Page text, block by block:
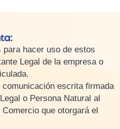
hacer uso de estos
Legal de la empresa o
escrita firmada
o Persona Natural al
que otorgará el